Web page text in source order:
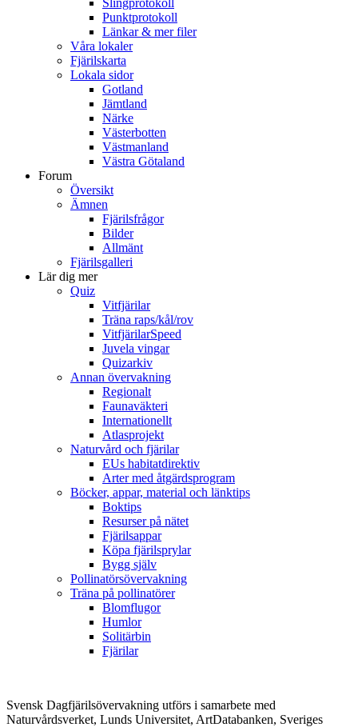
Punktprotokoll
Länkar & mer filer
Våra lokaler
Fjärilskarta
Lokala sidor
Gotland
Jämtland
Närke
Västerbotten
Västmanland
Västra Götaland
Forum
Översikt
Ämnen
Fjärilsfrågor
Bilder
Allmänt
Fjärilsgalleri
Lär dig mer
Quiz
Vitfjärilar
Träna raps/kål/rov
VitfjärilarSpeed
Juvela vingar
Quizarkiv
Annan övervakning
Regionalt
Faunaväkteri
Internationellt
Atlasprojekt
Naturvård och fjärilar
EUs habitatdirektiv
Arter med åtgärdsprogram
Böcker, appar, material och länktips
Boktips
Resurser på nätet
Fjärilsappar
Köpa fjärilsprylar
Bygg själv
Pollinatörsövervakning
Träna på pollinatörer
Blomflugor
Humlor
Solitärbin
Fjärilar
Svensk Dagfjärilsövervakning utförs i samarbete med
Naturvårdsverket, Lunds Universitet, ArtDatabanken, Sveriges